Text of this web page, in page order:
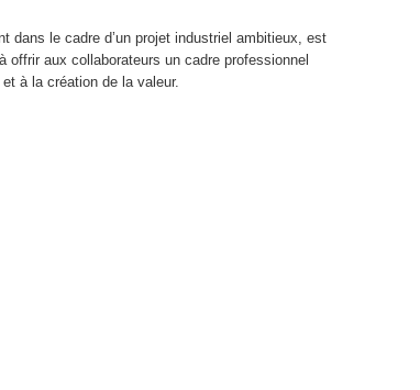
dans le cadre d’un projet industriel ambitieux, est
offrir aux collaborateurs un cadre professionnel
à la création de la valeur.